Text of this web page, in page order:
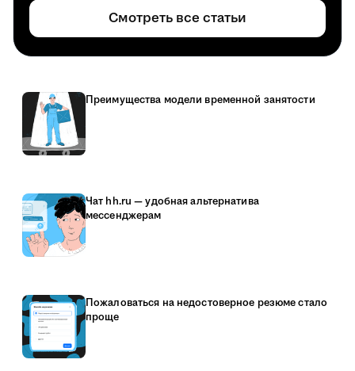
Смотреть все статьи
Преимущества модели временной занятости
Чат hh.ru — удобная альтернатива
мессенджерам
Пожаловаться на недостоверное резюме стало
проще